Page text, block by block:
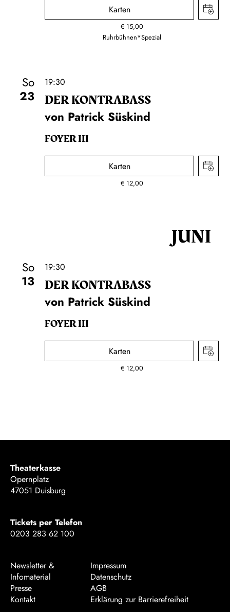
Karten
€ 15,00
Ruhrbühnen*Spezial
So
23
19:30
DER KONTRA­BASS
von Patrick Süskind
FOYER III
Karten
€ 12,00
JUNI
So
13
19:30
DER KONTRA­BASS
von Patrick Süskind
FOYER III
Karten
€ 12,00
Theaterkasse
Opernplatz
47051 Duisburg
Tickets per Telefon
0203 283 62 100
Newsletter &
Infomaterial
Presse
Kontakt
Impressum
Datenschutz
AGB
Erklärung zur Barrierefreiheit